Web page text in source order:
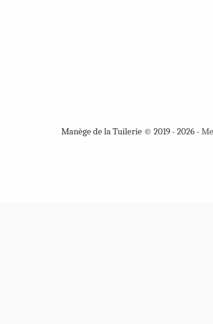
Manège de la Tuilerie © 2019 - 2026 -